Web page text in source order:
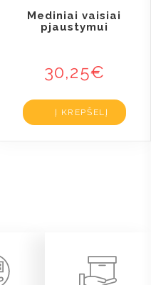
Mediniai vaisiai
pjaustymui
30,25€
Į KREPŠELĮ